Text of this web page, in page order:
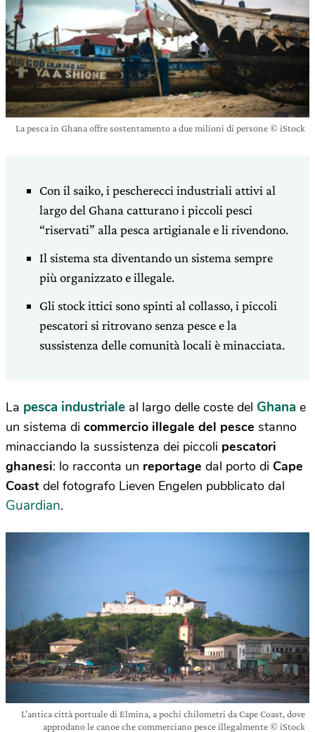
La pesca in Ghana offre sostentamento a due milioni di persone © iStock
Con il saiko, i pescherecci industriali attivi al
largo del Ghana catturano i piccoli pesci
“riservati” alla pesca artigianale e li rivendono.
Il sistema sta diventando un sistema sempre
più organizzato e illegale.
Gli stock ittici sono spinti al collasso, i piccoli
pescatori si ritrovano senza pesce e la
sussistenza delle comunità locali è minacciata.
La pesca industriale al largo delle coste del Ghana e
un sistema di commercio illegale del pesce stanno
minacciando la sussistenza dei piccoli pescatori
ghanesi: lo racconta un reportage dal porto di Cape
Coast del fotografo Lieven Engelen pubblicato dal
Guardian.
L’antica città portuale di Elmina, a pochi chilometri da Cape Coast, dove
approdano le canoe che commerciano pesce illegalmente © iStock